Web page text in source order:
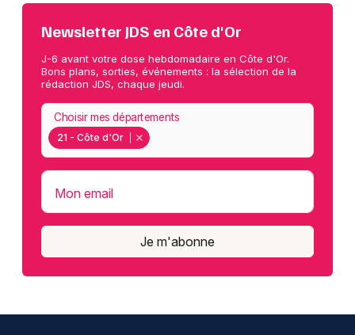
Newsletter JDS en Côte d'Or
J-6 avant votre dose hebdomadaire en Côte d'Or.
Bons plans, sorties, événements : la sélection de la
rédaction JDS, chaque jeudi.
21 - Côte d'Or
Choisir mes départements
Mon email
Je m'abonne